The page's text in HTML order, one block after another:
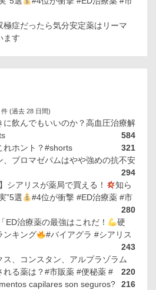
極症だったら気分安定薬はリーマ
ます
(過去 28 日間)
に飲んでもいいのか？高血圧治療解
584
れホント？#shorts
321
、ブロマゼパムはやや強めの抗不安
294
シアリスが薬局で買える！
知ら
”5選
#4位が衝撃 #ED治療薬 #市
280
「ED治療薬の最強はこれだ！
硬
ンキング
#バイアグラ #シアリス
243
ス、コンスタン、アルプラゾラム
220
れる薬は？#市販薬 #便秘薬 #
216
capilares son seguros?